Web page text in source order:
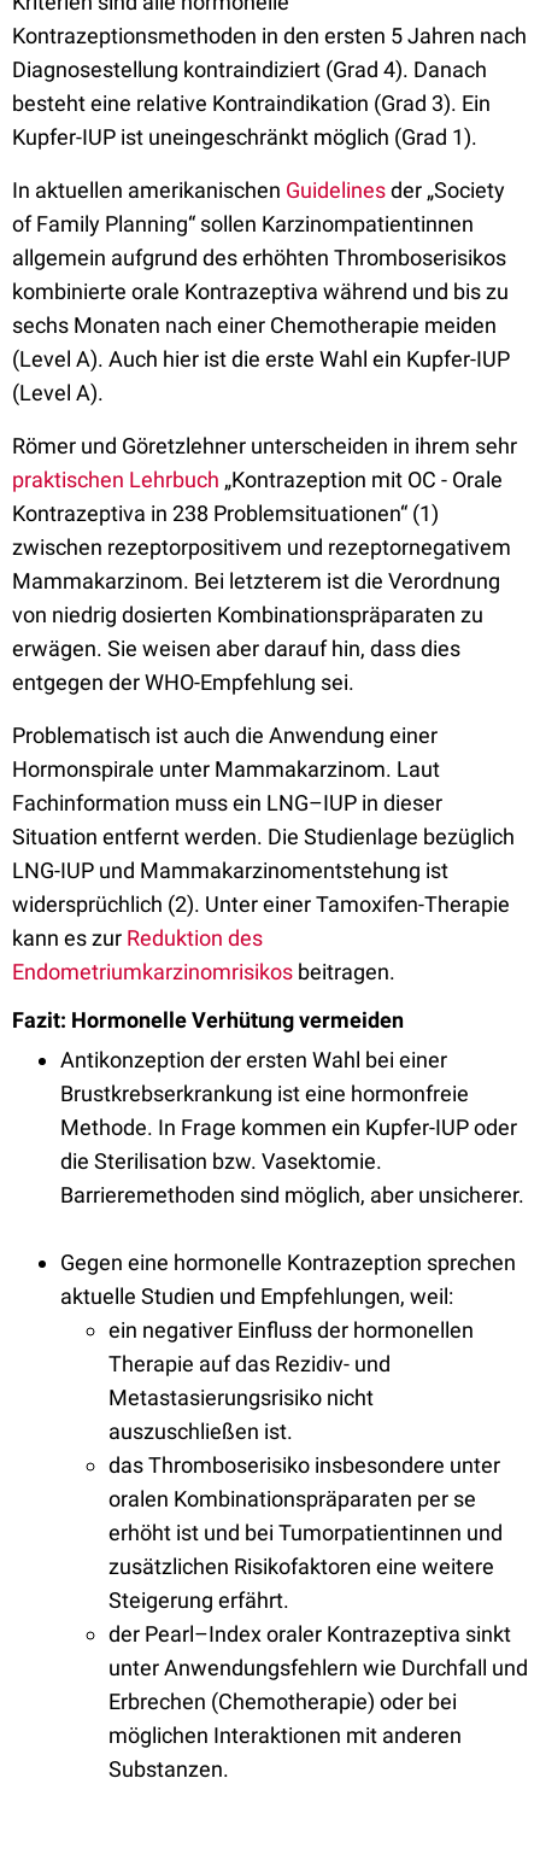
Kontrazeptionsmethoden in den ersten 5 Jahren nach
Diagnosestellung kontraindiziert (Grad 4). Danach
besteht eine relative Kontraindikation (Grad 3). Ein
Kupfer-IUP ist uneingeschränkt möglich (Grad 1).
In aktuellen amerikanischen Guidelinesder „Society
of Family Planning“ sollen Karzinompatientinnen
allgemein aufgrund des erhöhten Thromboserisikos
kombinierte orale Kontrazeptiva während und bis zu
sechs Monaten nach einer Chemotherapie meiden
(Level A). Auch hier ist die erste Wahl ein Kupfer-IUP
(Level A).
Römer und Göretzlehner unterscheiden in ihrem sehr
praktischen Lehrbuch „Kontrazeption mit OC - Orale
Kontrazeptiva in 238 Problemsituationen“ (1)
zwischen rezeptorpositivem und rezeptornegativem
Mammakarzinom. Bei letzterem ist die Verordnung
von niedrig dosierten Kombinationspräparaten zu
erwägen. Sie weisen aber darauf hin, dass dies
entgegen der WHO-Empfehlung sei.
Problematisch ist auch die Anwendung einer
Hormonspirale unter Mammakarzinom. Laut
Fachinformation muss ein LNG–IUP in dieser
Situation entfernt werden. Die Studienlage bezüglich
LNG-IUP und Mammakarzinomentstehung ist
widersprüchlich (2). Unter einer Tamoxifen-Therapie
kann es zur Reduktion des
Endometriumkarzinomrisikos beitragen.
Fazit: Hormonelle Verhütung vermeiden
Antikonzeption der ersten Wahl bei einer
Brustkrebserkrankung ist eine hormonfreie
Methode. In Frage kommen ein Kupfer-IUP oder
die Sterilisation bzw. Vasektomie.
Barrieremethoden sind möglich, aber unsicherer.
Gegen eine hormonelle Kontrazeption sprechen
aktuelle Studien und Empfehlungen, weil:
ein negativer Einfluss der hormonellen
Therapie auf das Rezidiv- und
Metastasierungsrisiko nicht
auszuschließen ist.
das Thromboserisiko insbesondere unter
oralen Kombinationspräparaten per se
erhöht ist und bei Tumorpatientinnen und
zusätzlichen Risikofaktoren eine weitere
Steigerung erfährt.
der Pearl–Index oraler Kontrazeptiva sinkt
unter Anwendungsfehlern wie Durchfall und
Erbrechen (Chemotherapie) oder bei
möglichen Interaktionen mit anderen
Substanzen.